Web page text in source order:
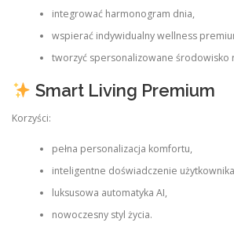
integrować harmonogram dnia,
wspierać indywidualny wellness
tworzyć spersonalizowane środowisko
Smart Living Premium
Korzyści:
pełna personalizacja komfortu,
inteligentne doświadczenie
luksusowa automatyka AI,
nowoczesny styl życia.